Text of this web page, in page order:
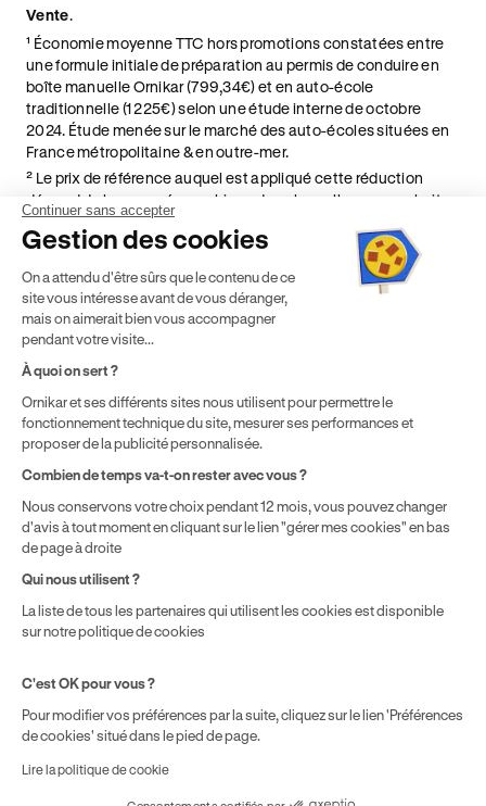
Vente.
¹ Économie moyenne TTC hors promotions constatées entre
une formule initiale de préparation au permis de conduire en
boîte manuelle Ornikar (799,34€) et en auto-école
traditionnelle (1 225€) selon une étude interne de octobre
2024. Étude menée sur le marché des auto-écoles situées en
France métropolitaine & en outre-mer.
² Le prix de référence auquel est appliqué cette réduction
dépend de la zone géographique dans laquelle vous souhaitez
effectuer vos heures de conduite conformément à l'Article 6
de nos Conditions Générales de Vente
⁵ Montant du financement CPF variable selon les droits acquis
par chaque bénéficiaire. Exemple donné pour un titulaire
disposant de 500 € de droits CPF. Le reste à charge dépend du
solde disponible sur le Compte Personnel de Formation et du
Continuer sans accepter
Gestion des cookies
On a attendu d'être sûrs que le contenu de ce
site vous intéresse avant de vous déranger,
mais on aimerait bien vous accompagner
pendant votre visite...
À quoi on sert ?
Ornikar et ses différents sites nous utilisent pour permettre le
fonctionnement technique du site, mesurer ses performances et
proposer de la publicité personnalisée.
Combien de temps va-t-on rester avec vous ?
Nous conservons votre choix pendant 12 mois, vous pouvez changer
d'avis à tout moment en cliquant sur le lien "gérer mes cookies" en bas
de page à droite
Qui nous utilisent ?
La liste de tous les partenaires qui utilisent les cookies est disponible
sur notre politique de cookies
C'est OK pour vous ?
Pour modifier vos préférences par la suite, cliquez sur le lien 'Préférences
de cookies' situé dans le pied de page.
Lire la politique de cookie